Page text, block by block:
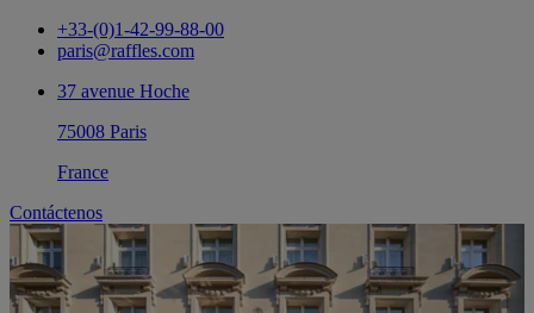
+33-(0)1-42-99-88-00
paris@raffles.com
37 avenue Hoche
75008 Paris
France
Contáctenos